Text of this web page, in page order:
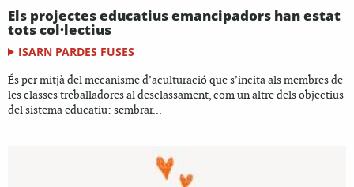
Els projectes educatius emancipadors han estat
tots col·lectius
ISARN PARDES FUSES
És per mitjà del mecanisme d’aculturació que s’incita als membres de
les classes treballadores al desclassament, com un altre dels objectius
del sistema educatiu: sembrar...